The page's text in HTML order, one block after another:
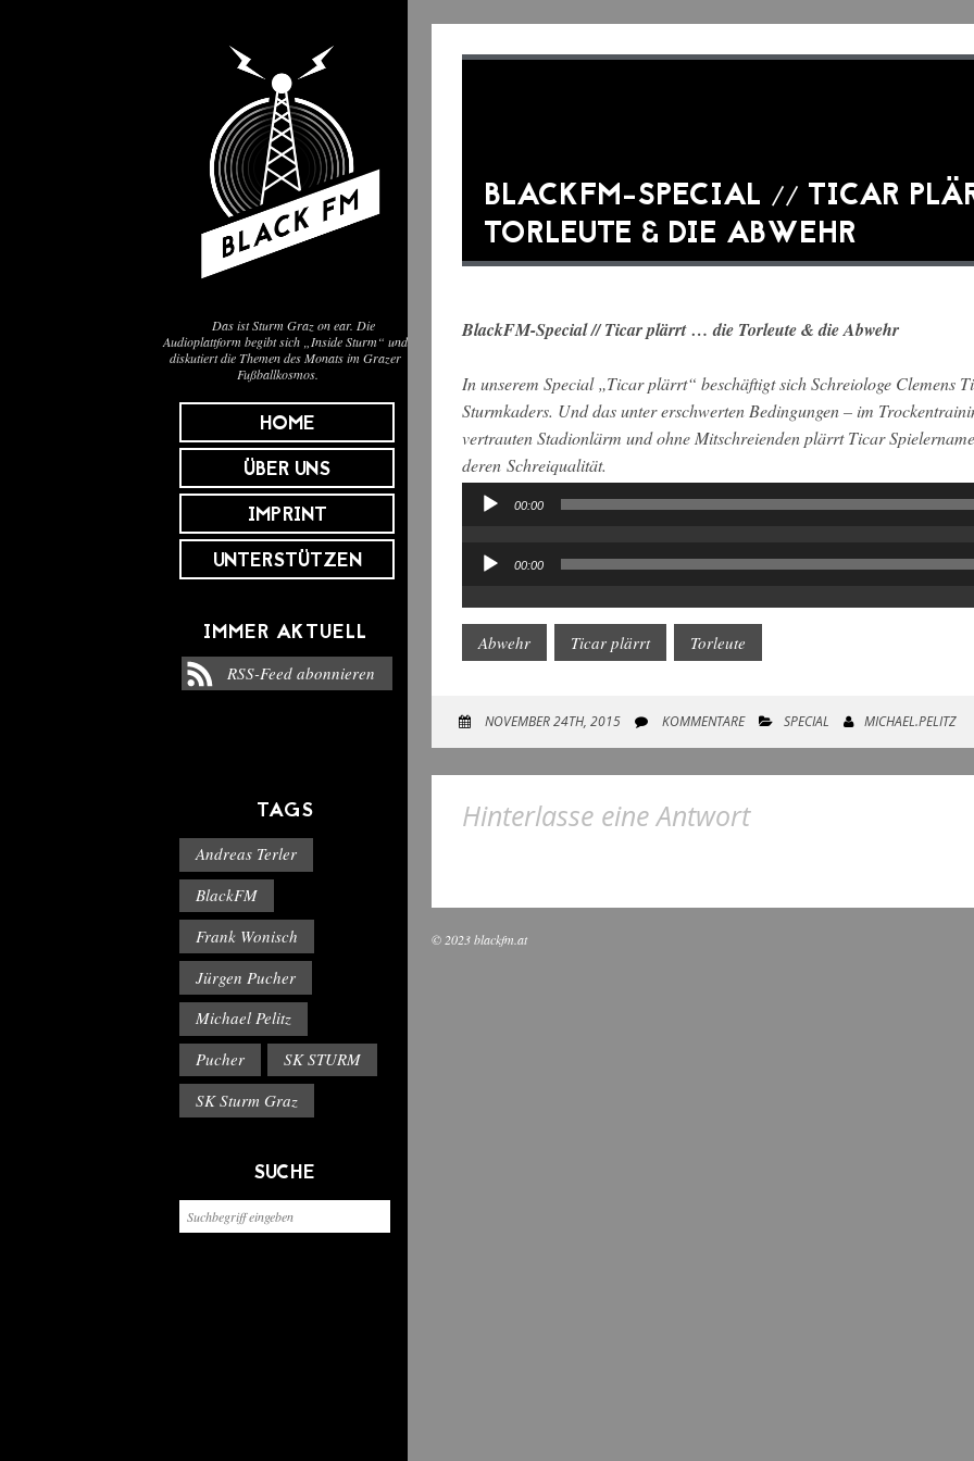
Das ist Sturm Graz on ear. Die
Audioplattform begibt sich „Inside Sturm“ und
diskutiert die Themen des Monats im Grazer
Fußballkosmos.
HOME
ÜBER UNS
IMPRINT
UNTERSTÜTZEN
IMMER AKTUELL
RSS-Feed abonnieren
TAGS
Andreas Terler
BlackFM
Frank Wonisch
Jürgen Pucher
Michael Pelitz
Pucher
SK STURM
SK Sturm Graz
SUCHE
BLACKFM-SPECIAL // TICAR
TORLEUTE & DIE ABWEHR
BlackFM-Special // Ticar plärrt … die Torleute & die Abwehr
In unserem Special „Ticar plärrt“ beschäftigt sich Schreiologe Clemens
Sturmkaders. Und das unter erschwerten Bedingungen – im
vertrauten Stadionlärm und ohne Mitschreienden plärrt Ticar
deren Schreiqualität.
Audio-
00:00
Audio-
00:00
Abwehr Ticar plärrt Torleute
NOVEMBER 24TH, 2015 KOMMENTARE SPECIAL MICHAEL.PELITZ
Hinterlasse eine Antwort
© 2023 blackfm.at